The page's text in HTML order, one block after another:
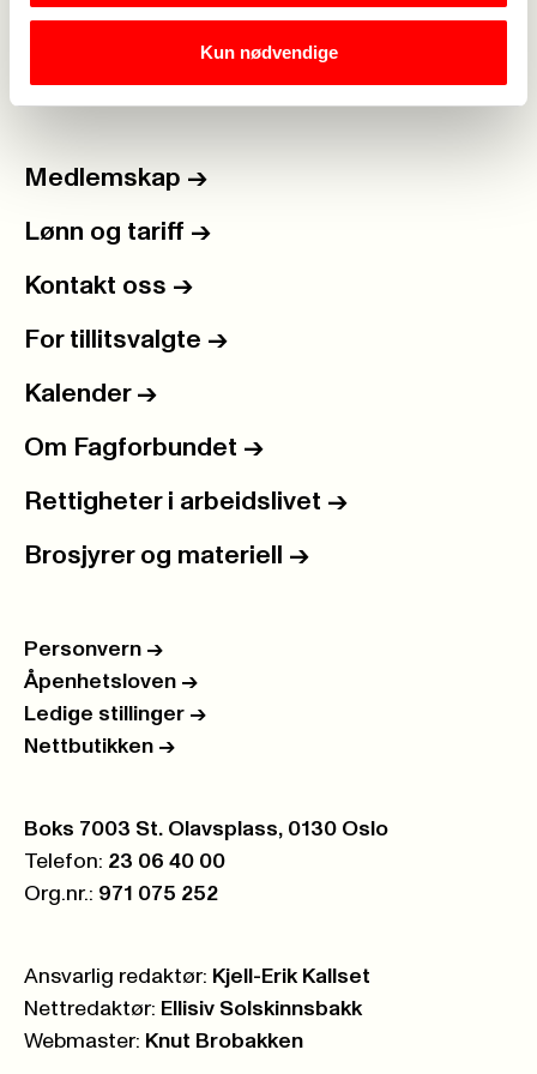
Kun nødvendige
Medlemskap ->
Lønn og tariff ->
Kontakt oss ->
For tillitsvalgte ->
Kalender ->
Om Fagforbundet ->
Rettigheter i arbeidslivet ->
Brosjyrer og materiell ->
Personvern ->
Åpenhetsloven ->
Ledige stillinger ->
Nettbutikken ->
Postboks:
Boks 7003 St. Olavsplass, 0130 Oslo
Telefon: 23 06 40 00
Org.nr.: 971 075 252
Ansvarlig redaktør: Kjell-Erik Kallset
Nettredaktør: Ellisiv Solskinnsbakk
Webmaster: Knut Brobakken